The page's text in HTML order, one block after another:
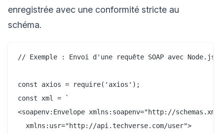
enregistrée avec une conformité stricte au
schéma.
// Exemple : Envoi d'une requête SOAP avec Node.js
const axios = require('axios');
const xml = `
<soapenv:Envelope xmlns:soapenv="http://
  xmlns:usr="http://api.techverse.com/user">